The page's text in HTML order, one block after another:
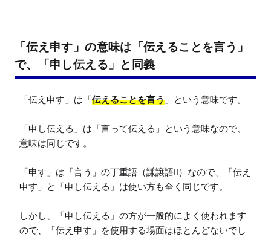
「伝え申す」の意味は「伝えることを言う」
で、「申し伝える」と同義
「伝え申す」は「伝えることを言う 」という意味です。
「申し伝える」は「言って伝える」という意味なので、
意味は同じです。
「申す」は「言う」の丁重語（謙譲語II）なので、「伝え
申す」と「申し伝える」は使い方も全く同じです。
しかし、「申し伝える」の方が一般的によく使われます
ので、「伝え申す」を使用する場面はほとんどないでし